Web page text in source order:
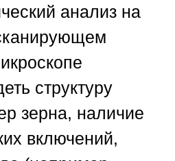
анализ на
структуру
зерна, наличие
включений,